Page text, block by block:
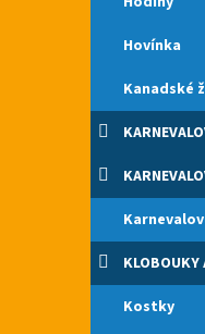
Hovínka
Kanadské
KLOBOUKY
Kostky